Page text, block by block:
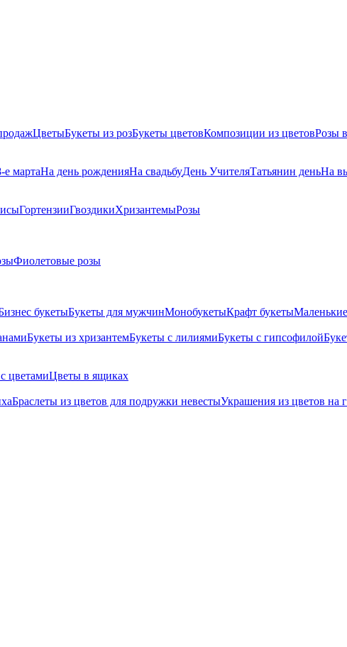
ЦветыБукеты из розБукеты цветовКомпозиции из цветовРозы
е мартаНа день рожденияНа свадьбуДень УчителяТатьянин деньНа
ГортензииГвоздикиХризантемыРозы
Фиолетовые розы
букетыБукеты для мужчинМонобукетыКрафт букеты
Букеты из хризантемБукеты с лилиямиБукеты с гипсофилой
цветамиЦветы в ящиках
Браслеты из цветов для подружки невестыУкрашения из цветов на